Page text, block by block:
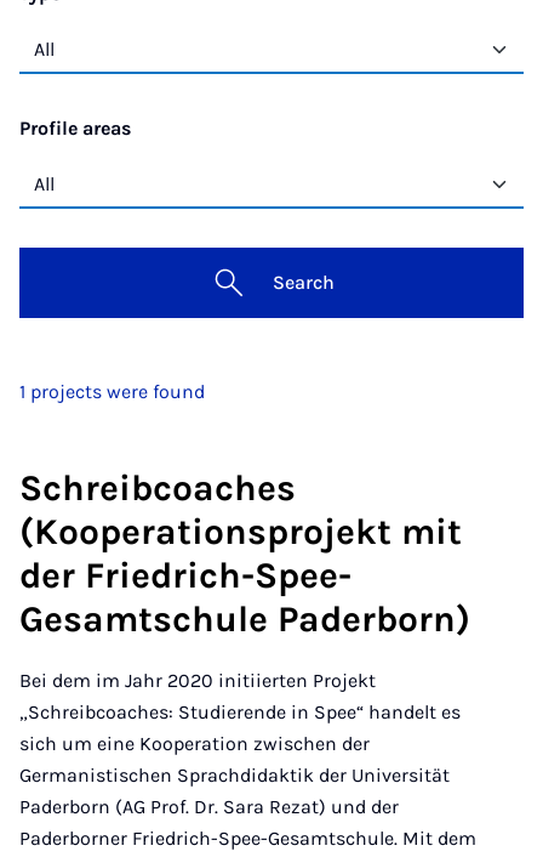
Profile areas
Search
1 projects were found
Schreibcoaches
(Kooperationsprojekt mit
der Friedrich-Spee-
Gesamtschule Paderborn)
Bei dem im Jahr 2020 initiierten Projekt
„Schreibcoaches: Studierende in Spee“ handelt es
sich um eine Kooperation zwischen der
Germanistischen Sprachdidaktik der Universität
Paderborn (AG Prof. Dr. Sara Rezat) und der
Paderborner Friedrich-Spee-Gesamtschule. Mit dem